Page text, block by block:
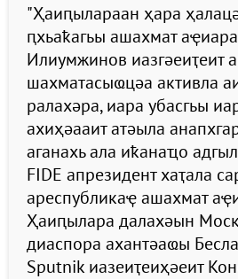
"Ҳаиԥылараан ҳара
ԥхьаҟагьы ашахмат
Илиумжинов иазгәеиҭеит
шахматасыҩцәа активла
ралахәра, иара убасгьы
ахиҳәааит атәыла
аганахь ала иҟанаҵо
FIDE апрезидент хаҭала
ареспубликаҿ ашахмат
Ҳаиԥылара далахәын
диаспора ахантәаҩы
Sputnik иазеиҭеиҳәеит